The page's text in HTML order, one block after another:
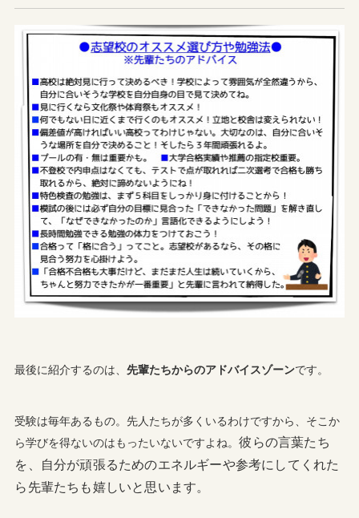
最後に紹介するのは、先輩たちからのアドバイスゾーンです。
受験は毎年あるもの。先人たちが多くいるわけですから、そこか
ら学びを得ないのはもったいないですよね。彼らの言葉たち
を、自分が頑張るためのエネルギーや参考にしてくれた
ら先輩たちも嬉しいと思います。